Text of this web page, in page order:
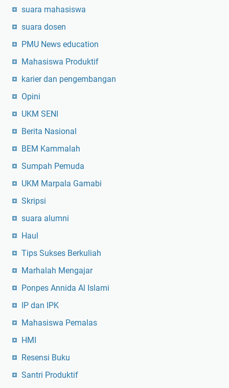
r
d
B
e
a
s
suara mahasiswa
suara dosen
PMU News education
Mahasiswa Produktif
karier dan pengembangan
Opini
UKM SENI
Berita Nasional
BEM Kammalah
Sumpah Pemuda
UKM Marpala Gamabi
Skripsi
suara alumni
Haul
Tips Sukses Berkuliah
Marhalah Mengajar
Ponpes Annida Al Islami
IP dan IPK
Mahasiswa Pemalas
HMI
Resensi Buku
Santri Produktif